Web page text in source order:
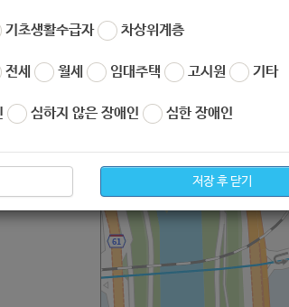
기초생활수급자 차상위계층
전세 월세 임대주택 고시원 기타
심하지 않은 장애인 심한 장애인
저장 후 닫기